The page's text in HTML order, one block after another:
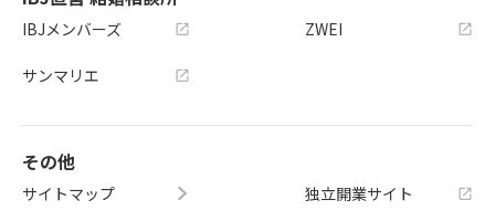
IBJメンバーズ
サンマリエ
ZWEI
その他
サイトマップ
独立開業サイト